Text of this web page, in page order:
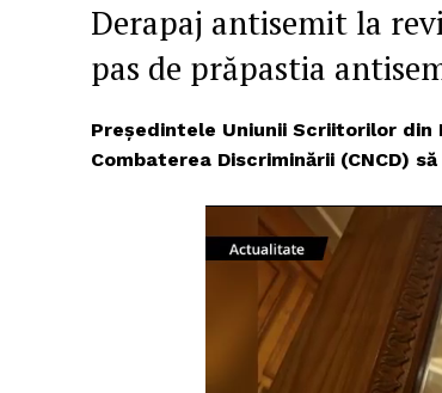
Derapaj antisemit la
pas de prăpastia
Președintele Uniunii Scriitorilor din
Combaterea Discriminării (CNCD)